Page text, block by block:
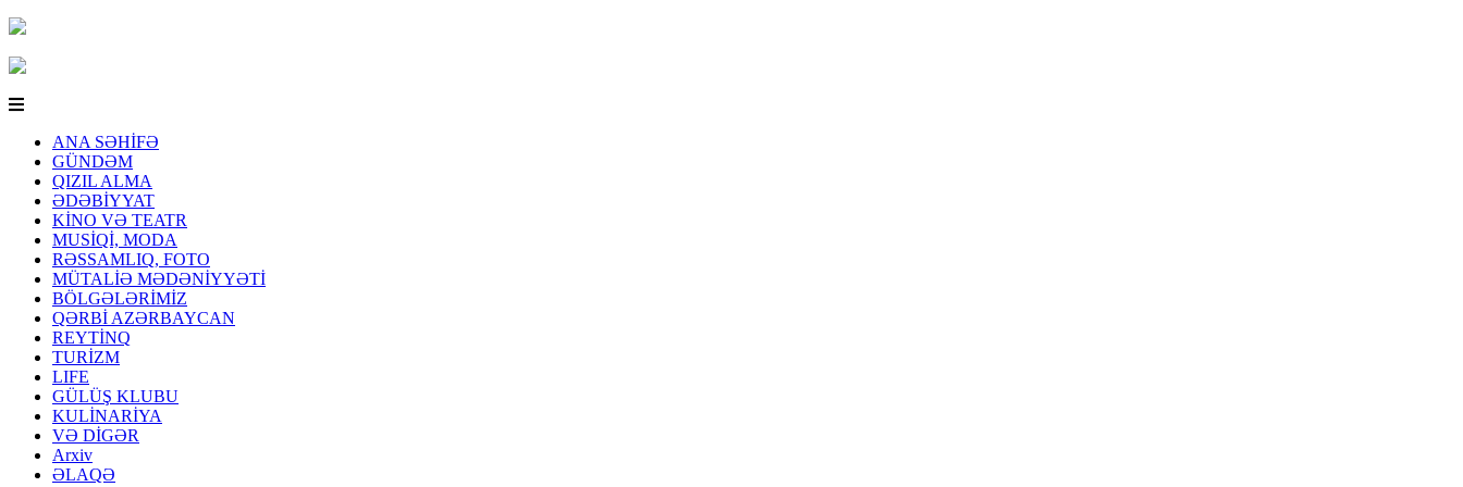
ANA SƏHİFƏ
GÜNDƏM
QIZIL ALMA
ƏDƏBİYYAT
KİNO VƏ TEATR
MUSİQİ, MODA
RƏSSAMLIQ, FOTO
MÜTALİƏ MƏDƏNİYYƏTİ
BÖLGƏLƏRİMİZ
QƏRBİ AZƏRBAYCAN
REYTİNQ
TURİZM
LIFE
GÜLÜŞ KLUBU
KULİNARİYA
VƏ DİGƏR
Arxiv
ƏLAQƏ